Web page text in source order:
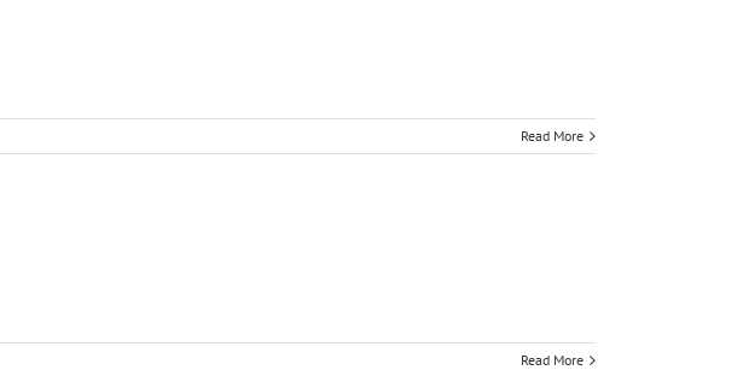
Read More
Read More